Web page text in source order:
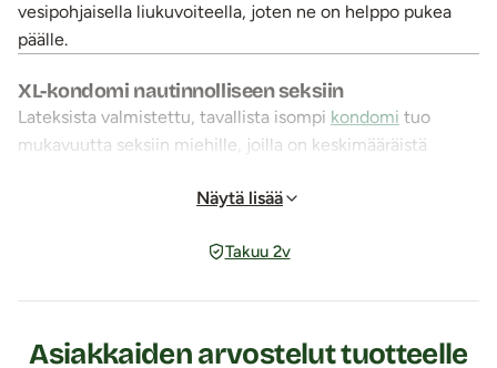
vesipohjaisella liukuvoiteella, joten ne on helppo pukea
päälle.
XL-kondomi nautinnolliseen seksiin
Lateksista valmistettu, tavallista isompi kondomi tuo
mukavuutta seksiin miehille, joilla on keskimääräistä
Kondomit ovat suoria, läpinäkyviä, säiliöllä varustettuja
Love Match -kondomit ovat yksittäispakattu tyylikkäisiin,
Huom. Öljypohjaiset liukasteet voivat haurastuttaa
Näytä lisää
Takuu 2v
Asiakkaiden arvostelut tuotteelle